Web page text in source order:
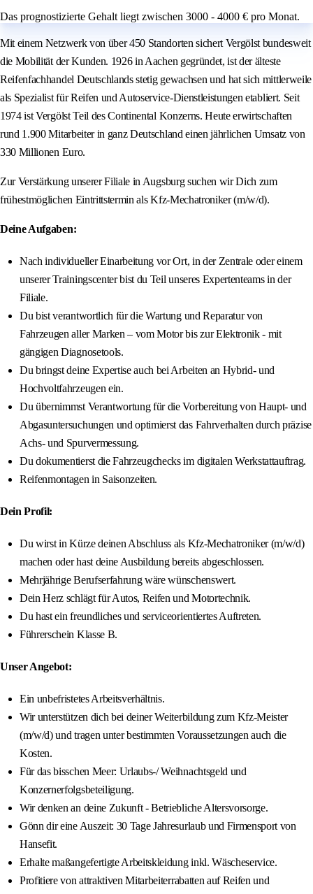
Das prognostizierte Gehalt liegt zwischen 3000 - 4000 € pro Monat.
Mit einem Netzwerk von über 450 Standorten sichert Vergölst bundesweit
die Mobilität der Kunden. 1926 in Aachen gegründet, ist der älteste
Reifenfachhandel Deutschlands stetig gewachsen und hat sich mittlerweile
als Spezialist für Reifen und Autoservice-Dienstleistungen etabliert. Seit
1974 ist Vergölst Teil des Continental Konzerns. Heute erwirtschaften
rund 1.900 Mitarbeiter in ganz Deutschland einen jährlichen Umsatz von
330 Millionen Euro.
Zur Verstärkung unserer Filiale in Augsburg suchen wir Dich zum
frühestmöglichen Eintrittstermin als Kfz-Mechatroniker (m/w/d).
Deine Aufgaben:
Nach individueller Einarbeitung vor Ort, in der Zentrale oder einem
unserer Trainingscenter bist du Teil unseres Expertenteams in der
Filiale.
Du bist verantwortlich für die Wartung und Reparatur von
Fahrzeugen aller Marken – vom Motor bis zur Elektronik - mit
gängigen Diagnosetools.
Du bringst deine Expertise auch bei Arbeiten an Hybrid- und
Hochvoltfahrzeugen ein.
Du übernimmst Verantwortung für die Vorbereitung von Haupt- und
Abgasuntersuchungen und optimierst das Fahrverhalten durch präzise
Achs- und Spurvermessung.
Du dokumentierst die Fahrzeugchecks im digitalen Werkstattauftrag.
Reifenmontagen in Saisonzeiten.
Dein Profil:
Du wirst in Kürze deinen Abschluss als Kfz-Mechatroniker (m/w/d)
machen oder hast deine Ausbildung bereits abgeschlossen.
Mehrjährige Berufserfahrung wäre wünschenswert.
Dein Herz schlägt für Autos, Reifen und Motortechnik.
Du hast ein freundliches und serviceorientiertes Auftreten.
Führerschein Klasse B.
Unser Angebot:
Ein unbefristetes Arbeitsverhältnis.
Wir unterstützen dich bei deiner Weiterbildung zum Kfz-Meister
(m/w/d) und tragen unter bestimmten Voraussetzungen auch die
Kosten.
Für das bisschen Meer: Urlaubs-/ Weihnachtsgeld und
Konzernerfolgsbeteiligung.
Wir denken an deine Zukunft - Betriebliche Altersvorsorge.
Gönn dir eine Auszeit: 30 Tage Jahresurlaub und Firmensport von
Hansefit.
Erhalte maßangefertigte Arbeitskleidung inkl. Wäscheservice.
Profitiere von attraktiven Mitarbeiterrabatten auf Reifen und